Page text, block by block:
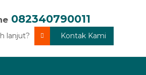
082340790011
lanjut? Kontak Kami